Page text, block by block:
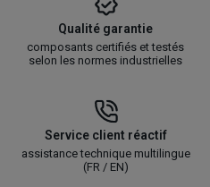
Qualité garantie
composants certifiés et testés
selon les normes industrielles
Service client réactif
assistance technique multilingue
(FR / EN)